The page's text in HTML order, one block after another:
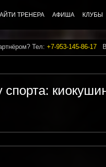
ТРЕНЕРА АФИША КЛУБЫ
Тел: +7-953-145-86-17